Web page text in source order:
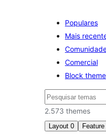
Populares
Mais
Comercial
Block
Pesquisar
2.573 themes
Layout 0 Feature